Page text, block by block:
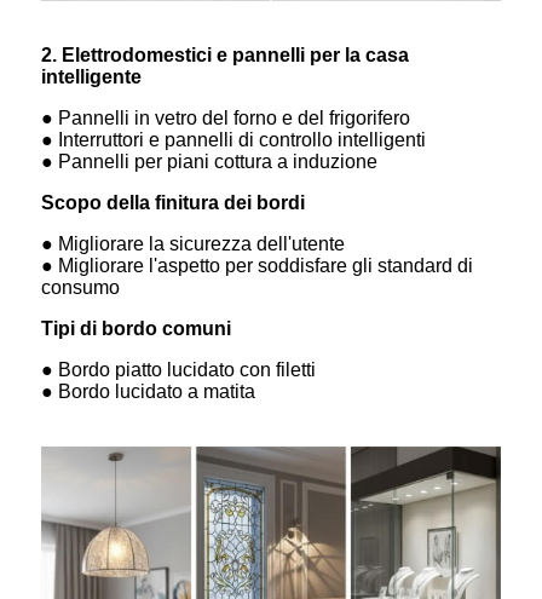
2. Elettrodomestici e pannelli per la casa
intelligente
● Pannelli in vetro del forno e del frigorifero
● Interruttori e pannelli di controllo intelligenti
● Pannelli per piani cottura a induzione
Scopo della finitura dei bordi
● Migliorare la sicurezza dell'utente
● Migliorare l'aspetto per soddisfare gli standard di
consumo
Tipi di bordo comuni
● Bordo piatto lucidato con filetti
● Bordo lucidato a matita